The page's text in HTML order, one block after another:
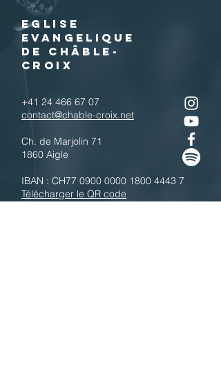
EGLISE
EVANGELIQUE
DE CHÂBLE-
CROIX
+41 24 466 67 07
contact@chable-croix.net
Ch. de Marjolin 71
1860 Aigle
IBAN : CH77 0900 0000 1800 4443 7
Télécharger le QR code